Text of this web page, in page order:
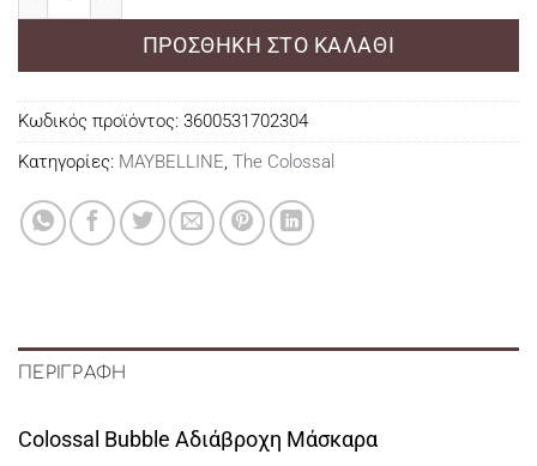
ΠΡΟΣΘΉΚΗ ΣΤΟ ΚΑΛΆΘΙ
Κωδικός προϊόντος: 3600531702304
Κατηγορίες: MAYBELLINE, The Colossal
ΠΕΡΙΓΡΑΦΉ
Colossal Bubble Αδιάβροχη Μάσκαρα